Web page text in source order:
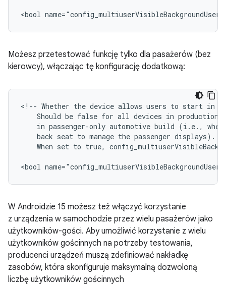
<bool
Możesz przetestować funkcję tylko dla pasażerów (bez
kierowcy), włączając tę konfigurację dodatkową:
<!-- Whether the device allows users to start in
Should be false for all devices in
in passenger-only automotive build (i.e.,
    back seat to manage the passenger displays).
When set to true,
<bool
W Androidzie 15 możesz też włączyć korzystanie
z urządzenia w samochodzie przez wielu pasażerów jako
użytkowników-gości. Aby umożliwić korzystanie z wielu
użytkowników gościnnych na potrzeby testowania,
producenci urządzeń muszą zdefiniować nakładkę
zasobów, która skonfiguruje maksymalną dozwoloną
liczbę użytkowników gościnnych